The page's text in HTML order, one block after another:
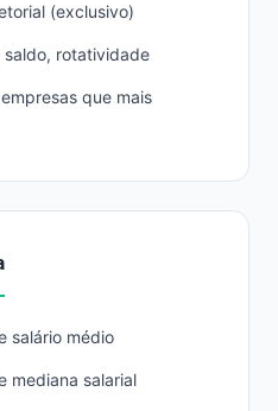
(exclusivo)
saldo, rotatividade
que mais
salário médio
mediana salarial